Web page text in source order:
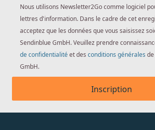
Nous utilisons Newsletter2Go comme logiciel
lettres d'information. Dans le cadre de cet
acceptez que les données que vous saisissez
Sendinblue GmbH. Veuillez prendre
de confidentialitéet des conditions générales
GmbH.
Inscription